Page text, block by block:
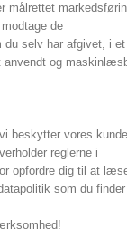
målrettet
de
du selv har afgivet, i et
anvendt og
beskytter vores
reglerne i
opfordre dig til at
som du finder